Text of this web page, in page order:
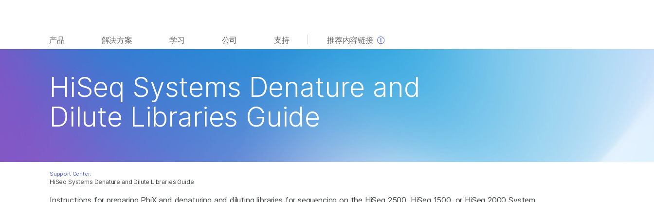
产品 解决方案 学习 公司 支持 推荐内容链接
HiSeq Systems Denature and Dilute Libraries Guide
HiSeq Systems Denature and
Dilute Libraries Guide
Support Center:
Instructions for preparing PhiX and denaturing and diluting libraries for sequencing on the HiSeq 2500, HiSeq 1500, or HiSeq 2000 System.
查看更多相关内容。选择您感兴趣的领域:
农业基因组学
复杂疾病
遗传病和罕见病